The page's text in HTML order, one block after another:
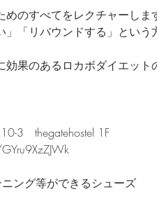
めのすべてをレクチャーしま
」「リバウンドする」とい
果のあるロカボダイエット
3 thegatehostel 1F
ング等ができるシューズ